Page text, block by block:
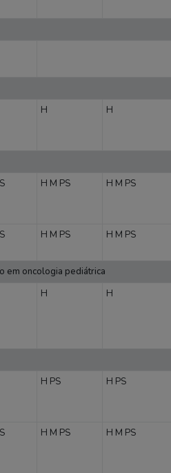
H H
H M PS H M PS
H M PS H M PS
em oncologia pediátrica
H H
H PS H PS
H M PS H M PS